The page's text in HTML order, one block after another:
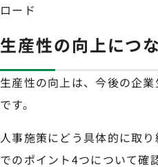
ロード
生産性の向上につ
生産性の向上は、今後の企
です。
人事施策にどう具体的に取
でのポイント4つについて確